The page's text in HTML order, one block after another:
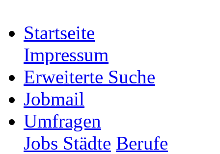
Startseite
Impressum
Erweiterte Suche
Jobmail
Umfragen
Jobs Städte Berufe